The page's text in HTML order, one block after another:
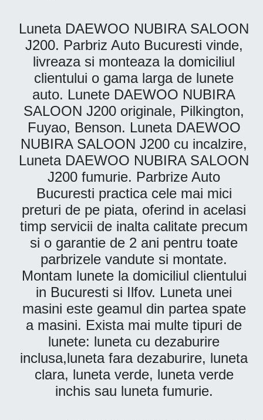
Luneta DAEWOO NUBIRA SALOON
J200. Parbriz Auto Bucuresti vinde,
livreaza si monteaza la domiciliul
clientului o gama larga de lunete
auto. Lunete DAEWOO NUBIRA
SALOON J200 originale, Pilkington,
Fuyao, Benson. Luneta DAEWOO
NUBIRA SALOON J200 cu incalzire,
Luneta DAEWOO NUBIRA SALOON
J200 fumurie. Parbrize Auto
Bucuresti practica cele mai mici
preturi de pe piata, oferind in acelasi
timp servicii de inalta calitate precum
si o garantie de 2 ani pentru toate
parbrizele vandute si montate.
Montam lunete la domiciliul clientului
in Bucuresti si Ilfov. Luneta unei
masini este geamul din partea spate
a masini. Exista mai multe tipuri de
lunete: luneta cu dezaburire
inclusa,luneta fara dezaburire, luneta
clara, luneta verde, luneta verde
inchis sau luneta fumurie.